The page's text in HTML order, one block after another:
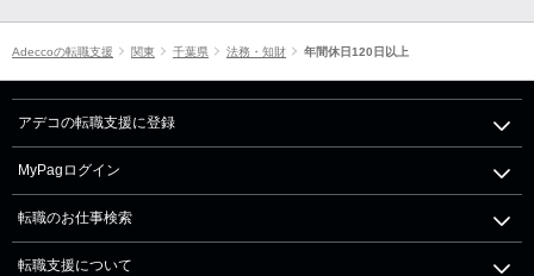
Adeccoの転職支援 関東 千葉県 法務・知財 年間休日120日以上
アデコの転職支援に登録
MyPagログイン
転職のお仕事検索
転職支援について